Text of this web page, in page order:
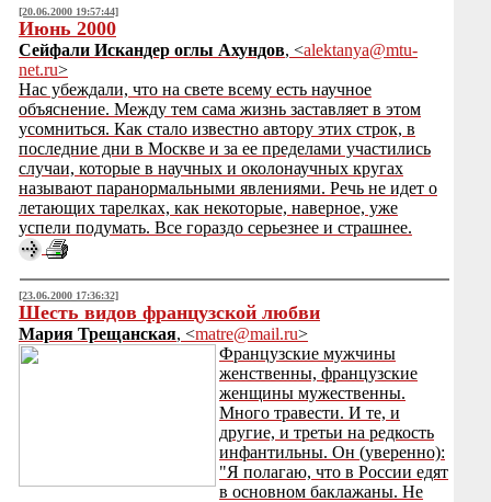
[20.06.2000 19:57:44]
Июнь 2000
Сейфали Искандер оглы Ахундов, <alektanya@mtu-
net.ru>
Нас убеждали, что на свете всему есть научное
объяснение. Между тем сама жизнь заставляет в этом
усомниться. Как стало известно автору этих строк, в
последние дни в Москве и за ее пределами участились
случаи, которые в научных и околонаучных кругах
называют паранормальными явлениями. Речь не идет о
летающих тарелках, как некоторые, наверное, уже
успели подумать. Все гораздо серьезнее и страшнее.
[23.06.2000 17:36:32]
Шесть видов французской любви
Мария Трещанская, <matre@mail.ru>
Французские мужчины
женственны, французские
женщины мужественны.
Много травести. И те, и
другие, и третьи на редкость
инфантильны. Он (уверенно):
"Я полагаю, что в России едят
в основном баклажаны. Не